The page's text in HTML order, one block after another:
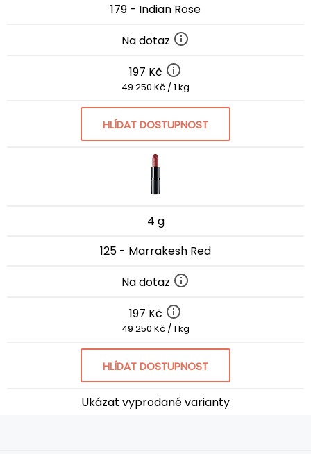
179 - Indian Rose
Na dotaz
197 Kč
49 250 Kč / 1 kg
HLÍDAT DOSTUPNOST
4 g
125 - Marrakesh Red
Na dotaz
197 Kč
49 250 Kč / 1 kg
HLÍDAT DOSTUPNOST
Ukázat vyprodané varianty